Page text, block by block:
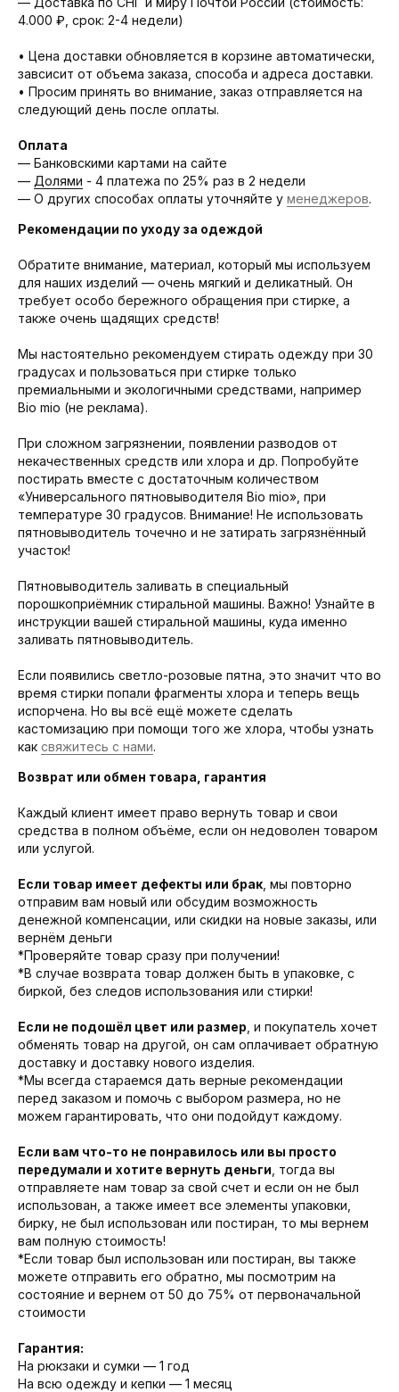
4.000 ₽, срок: 2-4 недели)
• Цена доставки обновляется в корзине автоматически,
завсисит от объема заказа, способа и адреса доставки.
• Просим принять во внимание, заказ отправляется на
следующий день после оплаты.
Оплата
— Банковскими картами на сайте
— Долями - 4 платежа по 25% раз в 2 недели
— О других способах оплаты уточняйте у менеджеров.
Рекомендации по уходу за одеждой
Обратите внимание, материал, который мы используем
для наших изделий — очень мягкий и деликатный. Он
требует особо бережного обращения при стирке, а
также очень щадящих средств!
Мы настоятельно рекомендуем стирать одежду при 30
градусах и пользоваться при стирке только
премиальными и экологичными средствами, например
Bio mio (не реклама).
При сложном загрязнении, появлении разводов от
некачественных средств или хлора и др. Попробуйте
постирать вместе с достаточным количеством
«Универсального пятновыводителя Bio mio», при
температуре 30 градусов. Внимание! Не использовать
пятновыводитель точечно и не затирать загрязнённый
участок!
Пятновыводитель заливать в специальный
порошкоприёмник стиральной машины. Важно! Узнайте в
инструкции вашей стиральной машины, куда именно
заливать пятновыводитель.
Если появились светло-розовые пятна, это значит что во
время стирки попали фрагменты хлора и теперь вещь
испорчена. Но вы всё ещё можете сделать
кастомизацию при помощи того же хлора, чтобы узнать
как свяжитесь с нами.
Возврат или обмен товара, гарантия
Каждый клиент имеет право вернуть товар и свои
средства в полном объёме, если он недоволен товаром
или услугой.
Если товар имеет дефекты или брак , мы повторно
отправим вам новый или обсудим возможность
денежной компенсации, или скидки на новые заказы, или
вернём деньги
*Проверяйте товар сразу при получении!
*В случае возврата товар должен быть в упаковке, с
биркой, без следов использования или стирки!
Если не подошёл цвет или размер , и покупатель хочет
обменять товар на другой, он сам оплачивает обратную
доставку и доставку нового изделия.
*Мы всегда стараемся дать верные рекомендации
перед заказом и помочь с выбором размера, но не
можем гарантировать, что они подойдут каждому.
Если вам что-то не понравилось или вы просто
передумали и хотите вернуть деньги , тогда вы
отправляете нам товар за свой счет и если он не был
использован, а также имеет все элементы упаковки,
бирку, не был использован или постиран, то мы вернем
вам полную стоимость!
*Если товар был использован или постиран, вы также
можете отправить его обратно, мы посмотрим на
состояние и вернем от 50 до 75% от первоначальной
стоимости
Гарантия:
На рюкзаки и сумки — 1 год
На всю одежду и кепки — 1 месяц